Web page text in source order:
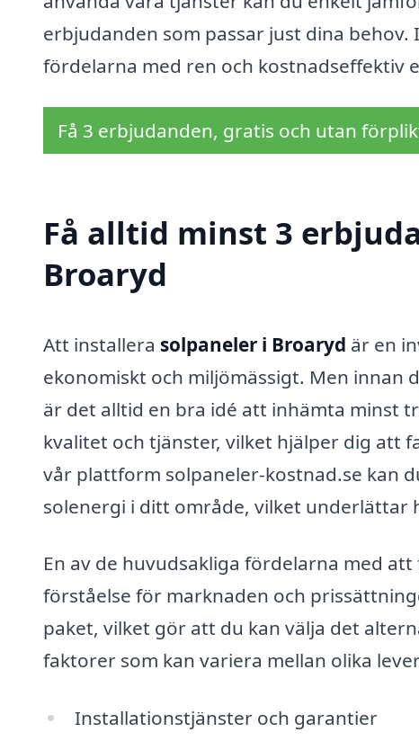
erbjudanden som passar just dina
fördelarna med ren och kostnadseffektiv
Få 3 erbjudanden, gratis och utan
Få alltid minst 3
Broaryd
Att installera solpaneler i Broaryd är en
ekonomiskt och miljömässigt. Men innan
är det alltid en bra idé att inhämta minst
kvalitet och tjänster, vilket hjälper dig att
vår plattform solpaneler-kostnad.se kan
solenergi i ditt område, vilket underlättar
En av de huvudsakliga fördelarna med
förståelse för marknaden och
paket, vilket gör att du kan välja det
faktorer som kan variera mellan olika
Installationstjänster och garantier